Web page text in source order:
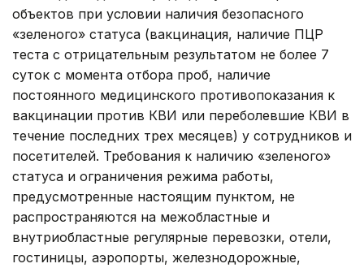
объектов при условии наличия безопасного
«зеленого» статуса (вакцинация, наличие ПЦР
теста с отрицательным результатом не более 7
суток с момента отбора проб, наличие
постоянного медицинского противопоказания к
вакцинации против КВИ или переболевшие КВИ в
течение последних трех месяцев) у сотрудников и
посетителей. Требования к наличию «зеленого»
статуса и ограничения режима работы,
предусмотренные настоящим пунктом, не
распространяются на межобластные и
внутриобластные регулярные перевозки, отели,
гостиницы, аэропорты, железнодорожные,